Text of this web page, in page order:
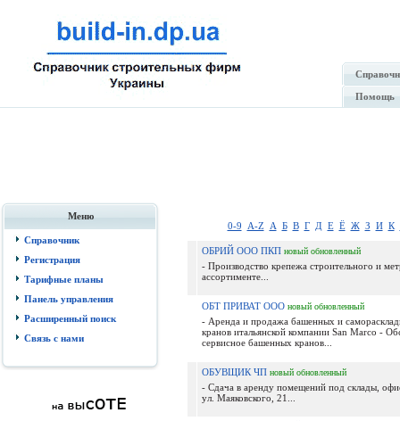
Помощь
Меню
Справочник
Регистрация
Тарифные планы
Панель управления
Расширенный поиск
Связь с нами
0-9 A-Z А Б В Г Д Е Ё Ж З И К
ОБРИЙ ООО ПКП новый обновленный
- Производство крепежа строительного и
ассортименте...
ОБТ ПРИВАТ ООО новый обновленный
- Аренда и продажа башенных и
кранов итальянской компании San Marco -
сервисное башенных кранов...
ОБУВЩИК ЧП новый обновленный
- Сдача в аренду помещений под склады,
ул. Маяковского, 21...